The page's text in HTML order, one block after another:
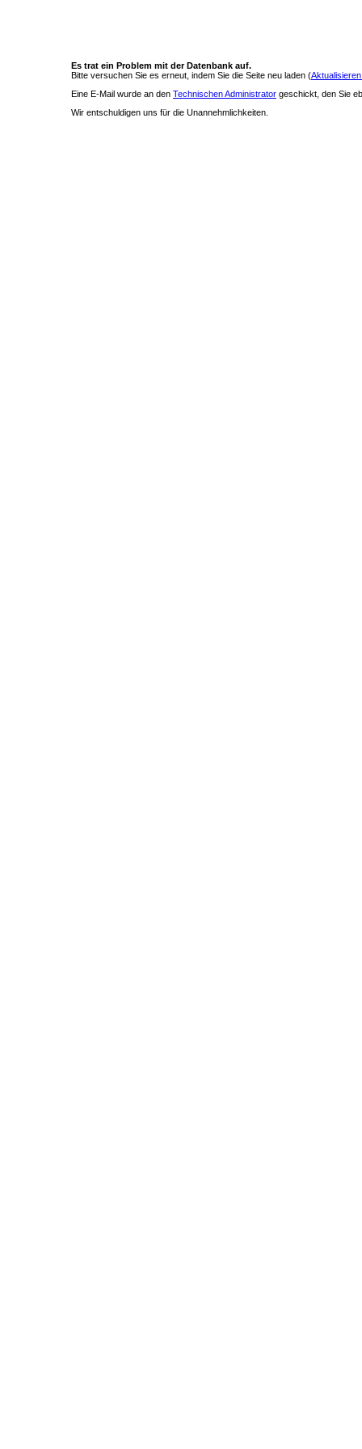
Es trat ein Problem mit der Datenbank auf.
Bitte versuchen Sie es erneut, indem Sie die Seite neu laden (
Eine E-Mail wurde an den Technischen Administrator geschickt, den Sie
Wir entschuldigen uns für die Unannehmlichkeiten.